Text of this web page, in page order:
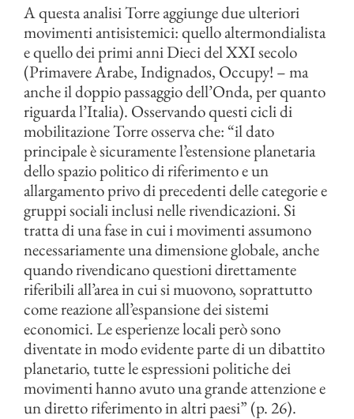
A questa analisi Torre aggiunge due ulteriori
movimenti antisistemici: quello altermondialista
e quello dei primi anni Dieci del XXI secolo
(Primavere Arabe, Indignados, Occupy! – ma
anche il doppio passaggio dell’Onda, per quanto
riguarda l’Italia). Osservando questi cicli di
mobilitazione Torre osserva che: “il dato
principale è sicuramente l’estensione planetaria
dello spazio politico di riferimento e un
allargamento privo di precedenti delle categorie e
gruppi sociali inclusi nelle rivendicazioni. Si
tratta di una fase in cui i movimenti assumono
necessariamente una dimensione globale, anche
quando rivendicano questioni direttamente
riferibili all’area in cui si muovono, soprattutto
come reazione all’espansione dei sistemi
economici. Le esperienze locali però sono
diventate in modo evidente parte di un dibattito
planetario, tutte le espressioni politiche dei
movimenti hanno avuto una grande attenzione e
un diretto riferimento in altri paesi” (p. 26).